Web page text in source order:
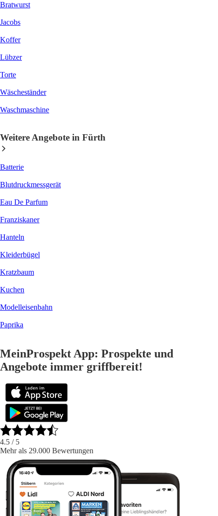
Bratwurst
Jacobs
Koffer
Lübzer
Torte
Wäscheständer
Waschmaschine
Weitere Angebote in Fürth
Batterie
Blutdruckmessgerät
Eau De Parfum
Franziskaner
Hanteln
Kleiderbügel
Kratzbaum
Kuchen
Modelleisenbahn
Paprika
MeinProspekt App: Prospekte und
Angebote immer griffbereit!
4.5 / 5
Mehr als 29.000 Bewertungen